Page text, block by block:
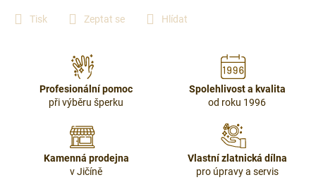
Tisk Zeptat se Hlídat
Profesionální pomoc
při výběru šperku
Spolehlivost a kvalita
od roku 1996
Kamenná prodejna
v Jičíně
Vlastní zlatnická dílna
pro úpravy a servis